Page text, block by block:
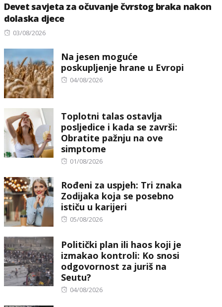
Devet savjeta za očuvanje čvrstog braka nakon
dolaska djece
Posted
03/08/2026
Na jesen moguće
poskupljenje hrane u Evropi
Posted
04/08/2026
Toplotni talas ostavlja
posljedice i kada se završi:
Obratite pažnju na ove
simptome
Posted
01/08/2026
Rođeni za uspjeh: Tri znaka
Zodijaka koja se posebno
ističu u karijeri
Posted
05/08/2026
Politički plan ili haos koji je
izmakao kontroli: Ko snosi
odgovornost za juriš na
Seutu?
Posted
04/08/2026